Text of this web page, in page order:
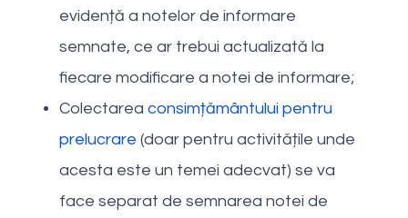
evidență a notelor de informare
semnate, ce ar trebui actualizată la
fiecare modificare a notei de informare;
Colectarea consimțământului pentru
prelucrare (doar pentru activitățile unde
acesta este un temei adecvat) se va
face separat de semnarea notei de